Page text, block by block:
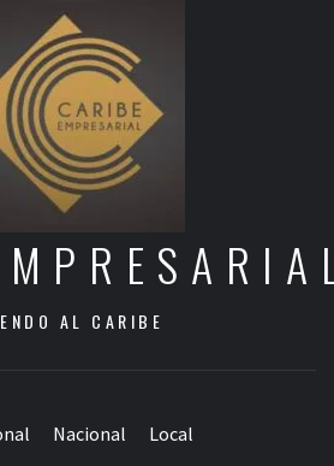
AL CARIBE
Nacional Local